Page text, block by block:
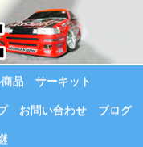
品
サーキット
お問い合わせ
ブログ